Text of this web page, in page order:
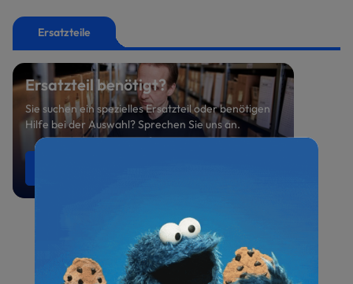
Ersatzteile
Ersatzteil benötigt?
Sie suchen ein spezielles Ersatzteil oder benötigen
Hilfe bei der Auswahl? Sprechen Sie uns an.